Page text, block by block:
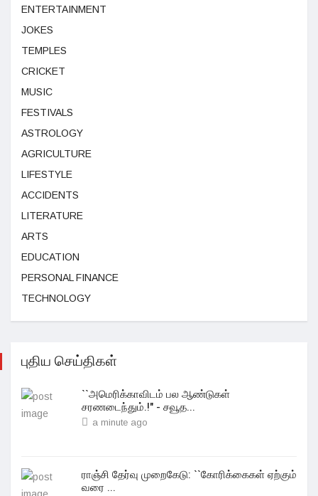
ENTERTAINMENT
JOKES
TEMPLES
CRICKET
MUSIC
FESTIVALS
ASTROLOGY
AGRICULTURE
LIFESTYLE
ACCIDENTS
LITERATURE
ARTS
EDUCATION
PERSONAL FINANCE
TECHNOLOGY
புதிய செய்திகள்
``அமெரிக்காவிடம் பல ஆண்டுகள்
சரணடைந்தும்.!" - சவூத...
a minute ago
ராஞ்சி தேர்வு முறைகேடு: ``கோரிக்கைகள் ஏற்கும்
வரை ...